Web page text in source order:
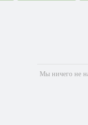
Мы ничего не